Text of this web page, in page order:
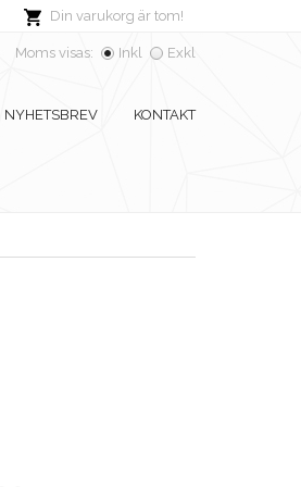
Din varukorg är tom!
Moms visas: Inkl Exkl
NYHETSBREV KONTAKT